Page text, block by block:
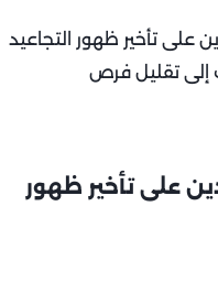
على تأخير ظهور التجاعيد
إلى تقليل فرص
على تأخير ظهور